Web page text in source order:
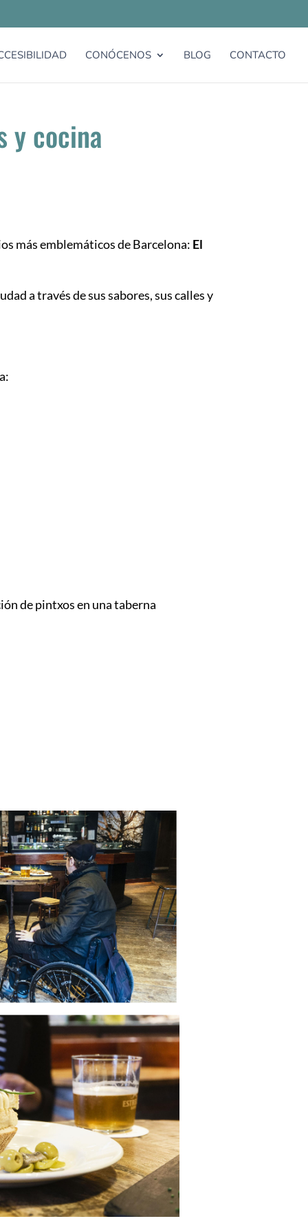
CONÓCENOS BLOG CONTACTO
y cocina
más emblemáticos de Barcelona: El
a través de sus sabores, sus calles y
de pintxos en una taberna